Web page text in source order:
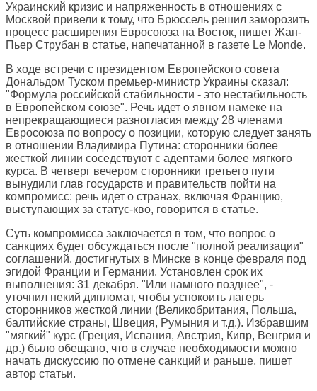
Украинский кризис и напряженность в отношениях с
Москвой привели к тому, что Брюссель решил заморозить
процесс расширения Евросоюза на Восток, пишет Жан-
Пьер Струбан в статье, напечатанной в газете Le Monde.
В ходе встречи с президентом Европейского совета
Дональдом Туском премьер-министр Украины сказал:
"Формула российской стабильности - это нестабильность
в Европейском союзе". Речь идет о явном намеке на
непрекращающиеся разногласия между 28 членами
Евросоюза по вопросу о позиции, которую следует занять
в отношении Владимира Путина: сторонники более
жесткой линии соседствуют с адептами более мягкого
курса. В четверг вечером сторонники третьего пути
вынудили глав государств и правительств пойти на
компромисс: речь идет о странах, включая Францию,
выступающих за статус-кво, говорится в статье.
Суть компромисса заключается в том, что вопрос о
санкциях будет обсуждаться после "полной реализации"
соглашений, достигнутых в Минске в конце февраля под
эгидой Франции и Германии. Установлен срок их
выполнения: 31 декабря. "Или намного позднее", -
уточнил некий дипломат, чтобы успокоить лагерь
сторонников жесткой линии (Великобритания, Польша,
балтийские страны, Швеция, Румыния и т.д.). Избравшим
"мягкий" курс (Греция, Испания, Австрия, Кипр, Венгрия и
др.) было обещано, что в случае необходимости можно
начать дискуссию по отмене санкций и раньше, пишет
автор статьи.